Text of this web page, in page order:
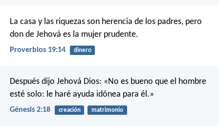
La casa y las riquezas son herencia de los padres, pero
don de Jehová es la mujer prudente.
Proverbios 19:14 dinero
Después dijo Jehová Dios: «No es bueno que el hombre
esté solo: le haré ayuda idónea para él.»
Génesis 2:18 creación matrimonio